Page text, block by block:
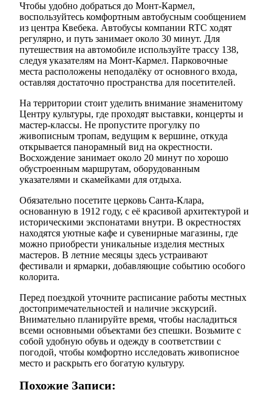
Чтобы удобно добраться до Монт-Кармел,
воспользуйтесь комфортным автобусным сообщением
из центра Квебека. Автобусы компании RTC ходят
регулярно, и путь занимает около 30 минут. Для
путешествия на автомобиле используйте трассу 138,
следуя указателям на Монт-Кармел. Парковочные
места расположены неподалёку от основного входа,
оставляя достаточно пространства для посетителей.
На территории стоит уделить внимание знаменитому
Центру культуры, где проходят выставки, концерты и
мастер-классы. Не пропустите прогулку по
живописным тропам, ведущим к вершине, откуда
открывается панорамный вид на окрестности.
Восхождение занимает около 20 минут по хорошо
обустроенным маршрутам, оборудованным
указателями и скамейками для отдыха.
Обязательно посетите церковь Санта-Клара,
основанную в 1912 году, с её красивой архитектурой и
историческими экспонатами внутри. В окрестностях
находятся уютные кафе и сувенирные магазины, где
можно приобрести уникальные изделия местных
мастеров. В летние месяцы здесь устраивают
фестивали и ярмарки, добавляющие событию особого
колорита.
Перед поездкой уточните расписание работы местных
достопримечательностей и наличие экскурсий.
Внимательно планируйте время, чтобы насладиться
всеми основными объектами без спешки. Возьмите с
собой удобную обувь и одежду в соответствии с
погодой, чтобы комфортно исследовать живописное
место и раскрыть его богатую культуру.
Похожие Записи: